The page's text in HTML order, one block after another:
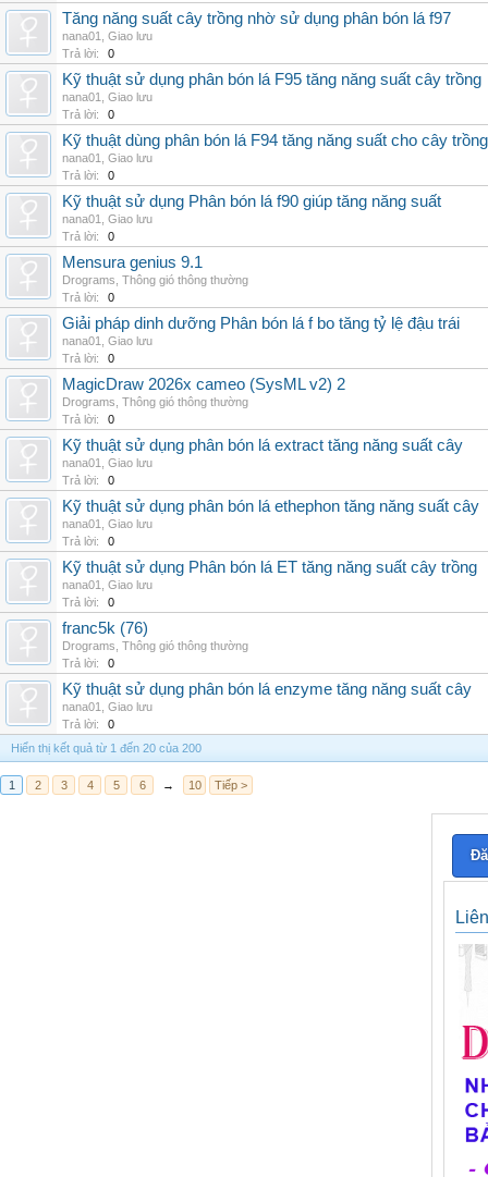
Tăng năng suất cây trồng nhờ sử dụng phân bón lá f97
nana01
Giao lưu
Trả lời:
0
Kỹ thuật sử dụng phân bón lá F95 tăng năng suất cây trồng
nana01
Giao lưu
Trả lời:
0
Kỹ thuật dùng phân bón lá F94 tăng năng suất cho cây trồng
nana01
Giao lưu
Trả lời:
0
Kỹ thuật sử dụng Phân bón lá f90 giúp tăng năng suất
nana01
Giao lưu
Trả lời:
0
Mensura genius 9.1
Drograms Thông gió thông thường
Trả lời:
0
Giải pháp dinh dưỡng Phân bón lá f bo tăng tỷ lệ đậu trái
nana01
Giao lưu
Trả lời:
0
MagicDraw 2026x cameo (SysML v2) 2
Drograms Thông gió thông thường
Trả lời:
0
Kỹ thuật sử dụng phân bón lá extract tăng năng suất cây
nana01
Giao lưu
Trả lời:
0
Kỹ thuật sử dụng phân bón lá ethephon tăng năng suất cây
nana01
Giao lưu
Trả lời:
0
Kỹ thuật sử dụng Phân bón lá ET tăng năng suất cây trồng
nana01
Giao lưu
Trả lời:
0
franc5k (76)
Drograms Thông gió thông thường
Trả lời:
0
Kỹ thuật sử dụng phân bón lá enzyme tăng năng suất cây
nana01
Giao lưu
Trả lời:
0
Hiển thị kết quả từ 1 đến 20 của 200
1 2 3 4 5 6 → 10 Tiếp >